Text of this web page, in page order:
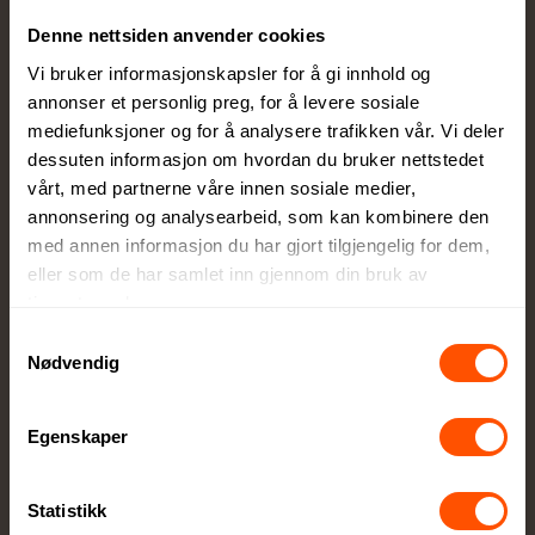
Denne nettsiden anvender cookies
Vi bruker informasjonskapsler for å gi innhold og
annonser et personlig preg, for å levere sosiale
mediefunksjoner og for å analysere trafikken vår. Vi deler
dessuten informasjon om hvordan du bruker nettstedet
vårt, med partnerne våre innen sosiale medier,
annonsering og analysearbeid, som kan kombinere den
med annen informasjon du har gjort tilgjengelig for dem,
eller som de har samlet inn gjennom din bruk av
Nødvendig
Egenskaper
Statistikk
ordren i produksjon
Egen produksjonsavdeling
Lokal produksjon sikrer høy kvalitet og raskere
Stort utvalg kvalitetsprodukter